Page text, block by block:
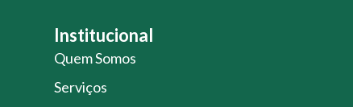
Institucional
Quem Somos
Serviços